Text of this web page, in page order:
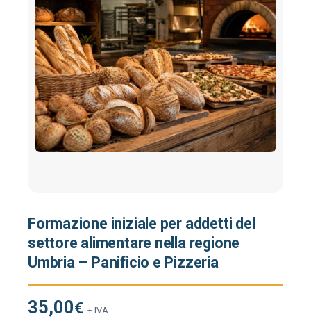
Formazione iniziale per addetti del
settore alimentare nella regione
Umbria – Panificio e Pizzeria
35,00€ + IVA